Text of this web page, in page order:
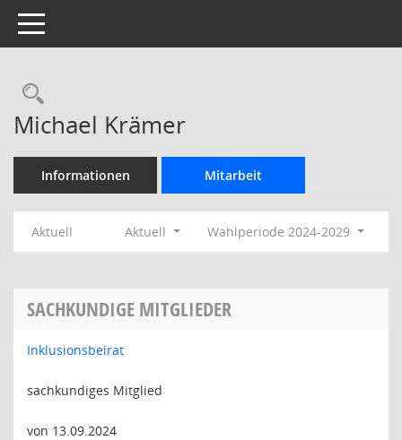
Toggle navigation
Rechercheauswahl
Michael Krämer
Informationen Mitarbeit
Aktuell Aktuell Wahlperiode 2024-2029
SACHKUNDIGE MITGLIEDER
Inklusionsbeirat
sachkundiges Mitglied
von 13.09.2024